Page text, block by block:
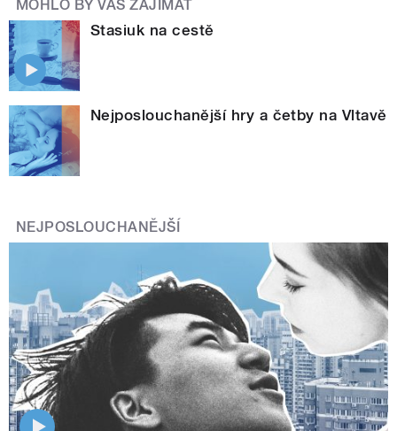
MOHLO BY VÁS ZAJÍMAT
Stasiuk na cestě
Nejposlouchanější hry a četby na Vltavě
NEJPOSLOUCHANĚJŠÍ